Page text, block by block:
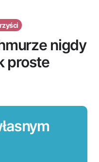
nigdy
proste